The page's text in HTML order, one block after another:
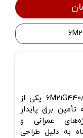
دیزل ژنراتور بادوین 440 کاوا مدل 6M21G440/5 یکی از
برق پایدار
عمرانی و
به دلیل طراحی